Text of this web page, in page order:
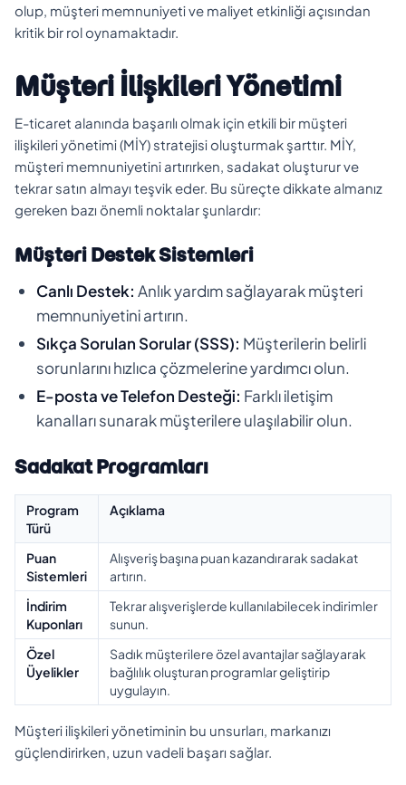
olup, müşteri memnuniyeti ve maliyet etkinliği açısından
kritik bir rol oynamaktadır.
Müşteri İlişkileri Yönetimi
E-ticaret alanında başarılı olmak için etkili bir müşteri
ilişkileri yönetimi (MİY) stratejisi oluşturmak şarttır. MİY,
müşteri memnuniyetini artırırken, sadakat oluşturur ve
tekrar satın almayı teşvik eder. Bu süreçte dikkate almanız
gereken bazı önemli noktalar şunlardır:
Müşteri Destek Sistemleri
Canlı Destek: Anlık yardım sağlayarak müşteri
memnuniyetini artırın.
Sıkça Sorulan Sorular (SSS): Müşterilerin belirli
sorunlarını hızlıca çözmelerine yardımcı olun.
E-posta ve Telefon Desteği: Farklı iletişim
kanalları sunarak müşterilere ulaşılabilir olun.
Sadakat Programları
Program
Türü
Açıklama
Puan
Sistemleri
Alışveriş başına puan kazandırarak sadakat
artırın.
İndirim
Kuponları
Tekrar alışverişlerde kullanılabilecek indirimler
sunun.
Özel
Üyelikler
Sadık müşterilere özel avantajlar sağlayarak
bağlılık oluşturan programlar geliştirip
uygulayın.
Müşteri ilişkileri yönetiminin bu unsurları, markanızı
güçlendirirken, uzun vadeli başarı sağlar.